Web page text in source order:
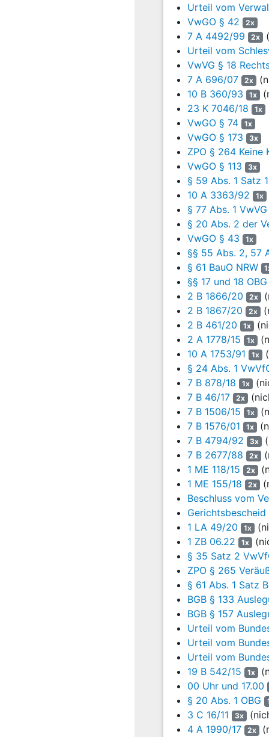
Eine Brandschau der
bestätigte die
Aufgrund von
Brandschutzdienststelle
Bei der
August 2017 und vom
Sicht erhebliche
Veranlassung zugeleitet.
Anfang September
Vertreter der
Gebäude hinüber seien
Unter dem 4.
festgestellten Mängel
festgestellt worden. Die
Feuerwehr existiere
den Zeichnungen nicht
was jedoch nicht
heranzuziehen, wenn
Die damalige
Am 19. September
Wohnungsaufsicht und
Feuerwehr
für die Tiefgarage und
Maßnahmen
Einzelgaragen, die sich
aufgeschalteten
Waschräume und
notwendigen Flur seien
worden. Der
Mit E-mail vom 20.
Schritt die geplante
mehrere Firmen aus
Instandsetzung/
der aktuellen Situation
Ebenfalls unter dem
wurde die
und aufgrund von ohne
Bestandsschutz für die
Tiefgarage,
eines Brandereignisses
aufgrund der Sach- und
worden, insbesondere
Anlage und der Vielzahl
entsprechend
der baulichen Anlage
Der Eigentümerin
Brandschutzes in
Prüfsachverständigen.
Es sei davon
Urteil vom
VwGO § 42 2x
7 A 4492/99 2x
Urteil vom
VwVG § 18
7 A 696/07 2x
10 B 360/93
1x
23 K 7046/18
1x
VwGO § 74
1x
VwGO § 173 3x
ZPO § 264 Keine
VwGO § 113 3x
§ 59 Abs. 1 Satz
10 A 3363/92
1x
§ 77 Abs. 1
§ 20 Abs. 2 der
VwGO § 43
1x
§§ 55 Abs. 2, 57
§ 61 BauO NRW
§§ 17 und 18 OBG
2 B 1866/20
2x
2 B 1867/20
2x
2 B 461/20
1x
2 A 1778/15
1x
10 A 1753/91
1x
§ 24 Abs. 1
7 B 878/18
1x
7 B 46/17
2x
7 B 1506/15
1x
7 B 1576/01
1x
7 B 4794/92
3x
7 B 2677/88
2x
1 ME 118/15
2x
1 ME 155/18
2x
Beschluss vom
1 LA 49/20 1x
1 ZB 06.22
1x
§ 35 Satz 2
ZPO § 265
§ 61 Abs. 1 Satz
BGB § 133
BGB § 157
Urteil vom
Urteil vom
Urteil vom
19 B 542/15 1x
00 Uhr und 17.00
§ 20 Abs. 1 OBG
3 C 16/11
3x
4 A 1990/17
2x